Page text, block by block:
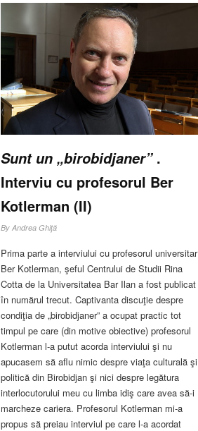
Sunt un „birobidjaner”.
Interviu cu profesorul Ber
Kotlerman (II)
By Andrea Ghiţă
Prima parte a interviului cu profesorul universitar
Ber Kotlerman, şeful Centrului de Studii Rina
Cotta de la Universitatea Bar Ilan a fost publicat
în numărul trecut. Captivanta discuţie despre
condiţia de „birobidjaner” a ocupat practic tot
timpul pe care (din motive obiective) profesorul
Kotlerman l-a putut acorda interviului şi nu
apucasem să aflu nimic despre viaţa culturală şi
politică din Birobidjan şi nici despre legătura
interlocutorului meu cu limba idiş care avea să-i
marcheze cariera. Profesorul Kotlerman mi-a
propus să preiau interviul pe care l-a acordat